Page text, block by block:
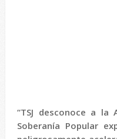
“TSJ desconoce a la
Soberanía Popular